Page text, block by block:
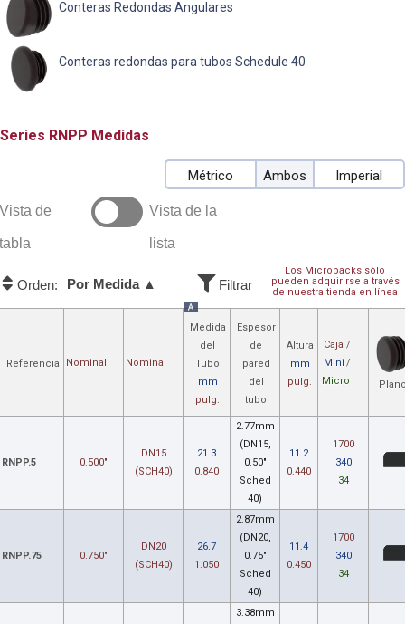
Conteras Redondas Angulares
Conteras redondas para tubos Schedule 40
RNPP Medidas
Métrico Ambos Imperial
Vista de
tabla
Vista de la
lista
Los Micropacks sólo
pueden adquirirse a través
de nuestra tienda en línea
Orden: Por Medida ▲ Filtrar
Referencia Nominal Nominal
A
Medida
del
Tubo
mm
pulg.
Espesor
de
pared
del
tubo
Altura
mm
pulg.
Caja /
Mini /
Micro
RNPP.5 0.500"
DN15
(SCH40)
21.3
0.840
2.77mm
(DN15,
0.50"
Sched
40)
11.2
0.440
1700
340
34
RNPP.75 0.750"
DN20
(SCH40)
26.7
1.050
2.87mm
(DN20,
0.75"
Sched
40)
11.4
0.450
1700
340
34
3.38mm